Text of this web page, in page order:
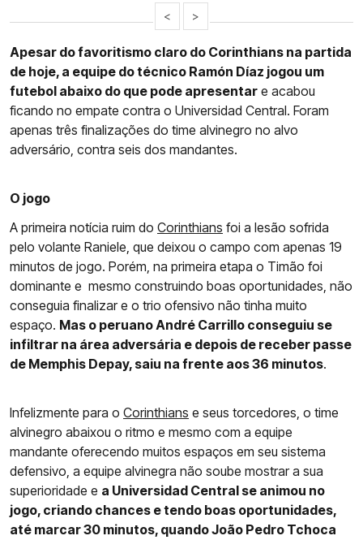
< >
Apesar do favoritismo claro do Corinthians na partida
de hoje, a equipe do técnico Ramón Díaz jogou um
futebol abaixo do que pode apresentar e acabou
ficando no empate contra o Universidad Central. Foram
apenas três finalizações do time alvinegro no alvo
adversário, contra seis dos mandantes.
O jogo
A primeira notícia ruim do Corinthians foi a lesão sofrida
pelo volante Raniele, que deixou o campo com apenas 19
minutos de jogo. Porém, na primeira etapa o Timão foi
dominante e mesmo construindo boas oportunidades, não
conseguia finalizar e o trio ofensivo não tinha muito
espaço. Mas o peruano André Carrillo conseguiu se
infiltrar na área adversária e depois de receber passe
de Memphis Depay, saiu na frente aos 36 minutos.
Infelizmente para o Corinthians e seus torcedores, o time
alvinegro abaixou o ritmo e mesmo com a equipe
mandante oferecendo muitos espaços em seu sistema
defensivo, a equipe alvinegra não soube mostrar a sua
superioridade e a Universidad Central se animou no
jogo, criando chances e tendo boas oportunidades,
até marcar 30 minutos, quando João Pedro Tchoca